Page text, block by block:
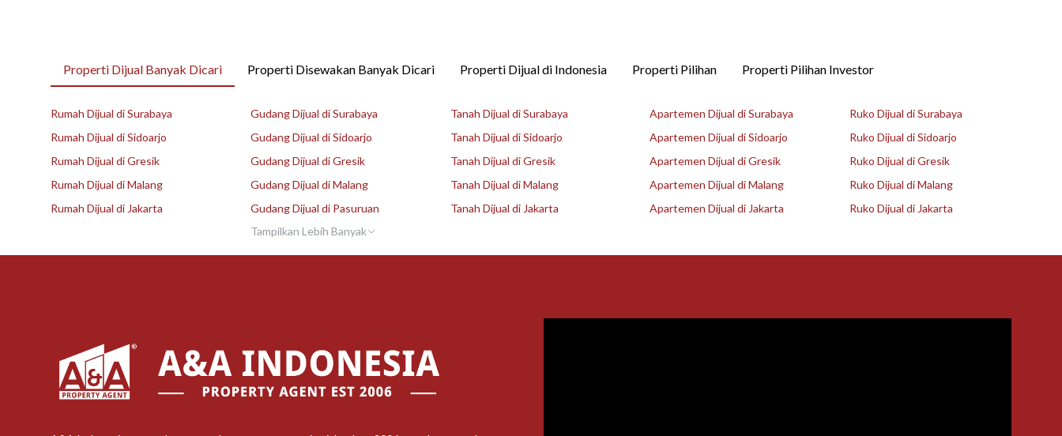
Properti Dijual Banyak Dicari Properti Disewakan Banyak Dicari Properti Dijual di Indonesia Properti Pilihan Properti Pilihan Investor
Rumah Dijual di Surabaya
Rumah Dijual di Sidoarjo
Rumah Dijual di Gresik
Rumah Dijual di Malang
Rumah Dijual di Jakarta
Gudang Dijual di Surabaya
Gudang Dijual di Sidoarjo
Gudang Dijual di Gresik
Gudang Dijual di Malang
Gudang Dijual di Pasuruan
Tampilkan Lebih Banyak
Tanah Dijual di Surabaya
Tanah Dijual di Sidoarjo
Tanah Dijual di Gresik
Tanah Dijual di Malang
Tanah Dijual di Jakarta
Apartemen Dijual di Surabaya
Apartemen Dijual di Sidoarjo
Apartemen Dijual di Gresik
Apartemen Dijual di Malang
Apartemen Dijual di Jakarta
Ruko Dijual di Surabaya
Ruko Dijual di Sidoarjo
Ruko Dijual di Gresik
Ruko Dijual di Malang
Ruko Dijual di Jakarta